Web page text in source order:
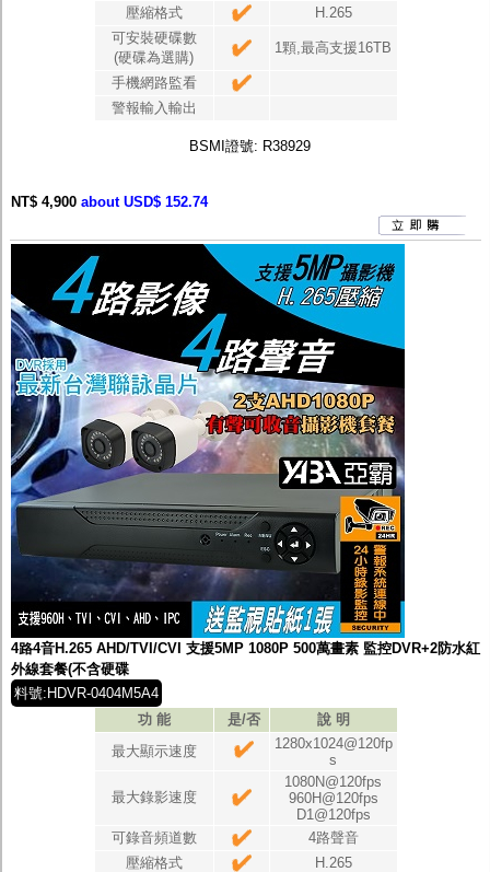
壓縮格式
H.265
可安裝硬碟數
(硬碟為選購)
1顆,最高支援16TB
手機網路監看
警報輸入輸出
BSMI 證號: R38929
NT$ 4,900 about USD$ 152.74
4路4音H.265 AHD/TVI/CVI 支援5MP 1080P 500萬畫素 監控DVR+2防水紅
外線套餐(不含硬碟
料號:HDVR-0404M5A4
功 能
是/否
說 明
最大顯示速度
1280x1024@120fp
s
最大錄影速度
1080N@120fps
960H@120fps
D1@120fps
可錄音頻道數
4路聲音
壓縮格式
H.265